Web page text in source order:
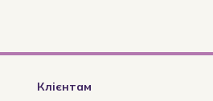
Клієнтам